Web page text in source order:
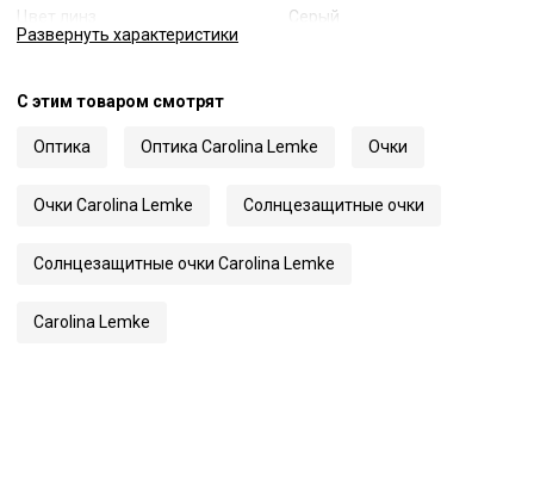
Цвет линз
Серый
Длина заушника
145
Развернуть характеристики
С этим товаром смотрят
Оптика Оптика Carolina Lemke Очки
Очки Carolina Lemke Солнцезащитные очки
Солнцезащитные очки Carolina Lemke
Carolina Lemke